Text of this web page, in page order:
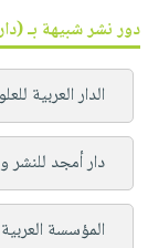
دور نشر شبيهة بـ
الدار العربية
دار أمجد للنشر
المؤسسة